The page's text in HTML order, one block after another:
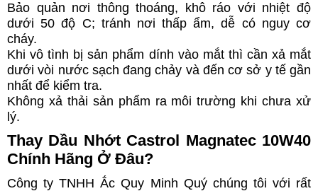
Bảo quản nơi thông thoáng, khô ráo với nhiệt độ
dưới 50 độ C; tránh nơi thấp ẩm, dễ có nguy cơ
cháy.
Khi vô tình bị sản phẩm dính vào mắt thì cần xả mắt
dưới vòi nước sạch đang chảy và đến cơ sở y tế gần
nhất để kiểm tra.
Không xả thải sản phẩm ra môi trường khi chưa xử
lý.
Thay Dầu Nhớt Castrol Magnatec 10W40
Chính Hãng Ở Đâu?
Công ty TNHH Ắc Quy Minh Quý chúng tôi với rất